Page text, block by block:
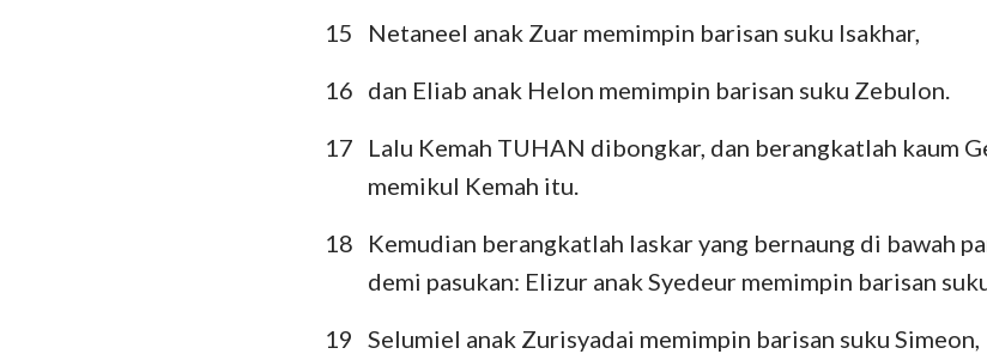
15
Netaneel anak Zuar memimpin barisan suku Isakhar,
16 dan Eliab anak Helon memimpin barisan suku Zebulon.
17
Lalu Kemah TUHAN dibongkar, dan berangkatlah kaum
memikul Kemah itu.
18
Kemudian berangkatlah laskar yang bernaung di bawah
demi pasukan: Elizur anak Syedeur memimpin barisan
19 Selumiel anak Zurisyadai memimpin barisan suku Simeon,